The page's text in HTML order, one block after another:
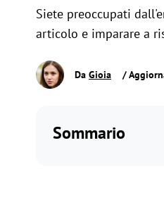
Siete preoccupati
articolo e imparare a
Da Gioia /
Sommario